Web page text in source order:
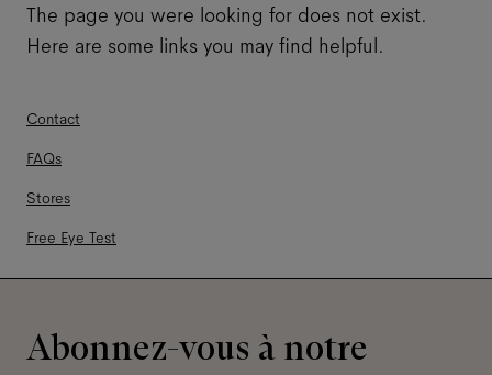
The page you were looking for does not exist.
Here are some links you may find helpful.
Contact
FAQs
Stores
Free Eye Test
Abonnez-vous à notre